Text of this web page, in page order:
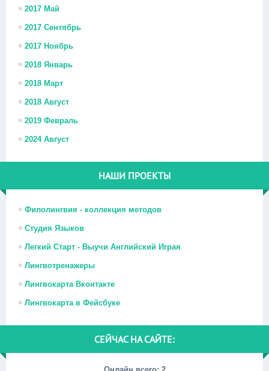
2017 Май
2017 Сентябрь
2017 Ноябрь
2018 Январь
2018 Март
2018 Август
2019 Февраль
2024 Август
НАШИ ПРОЕКТЫ
Филолингвия - коллекция методов
Студия Языков
Легкий Старт - Выучи Английский Играя
Лингвотренажеры
Лингвокарта Вконтакте
Лингвокарта в Фейсбуке
СЕЙЧАС НА САЙТЕ: